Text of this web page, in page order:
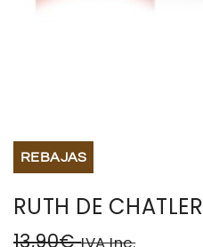
REBAJAS
RUTH DE CHATLER
13,90€